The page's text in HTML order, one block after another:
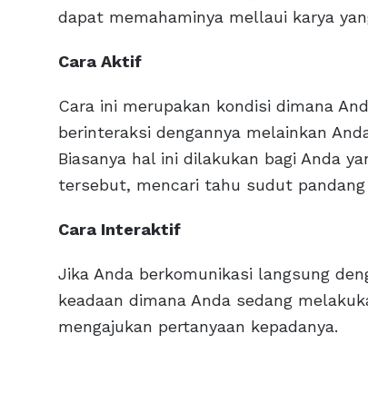
dapat memahaminya mellaui karya
Cara Aktif
Cara ini merupakan kondisi dimana
berinteraksi dengannya melainkan
Biasanya hal ini dilakukan bagi Anda
tersebut, mencari tahu sudut pandang
Cara Interaktif
Jika Anda berkomunikasi langsung
keadaan dimana Anda sedang
mengajukan pertanyaan kepadanya.